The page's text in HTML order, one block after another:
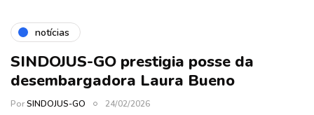
notícias
SINDOJUS-GO prestigia posse da
desembargadora Laura Bueno
PorSINDOJUS-GO 24/02/2026